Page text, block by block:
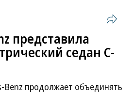
представила
седан C-
Benz продолжает объединять